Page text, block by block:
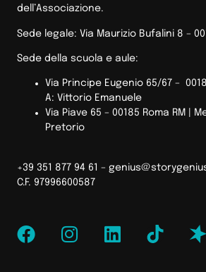
dell’Associazione.
Sede legale: Via Maurizio Bufalini 8 –
Sede della scuola e aule:
Via Principe Eugenio 65/67 –
A: Vittorio Emanuele
Via Piave 65 – 00185 Roma RM |
Pretorio
+39 351 877 94 61 –
C.F. 97996600587